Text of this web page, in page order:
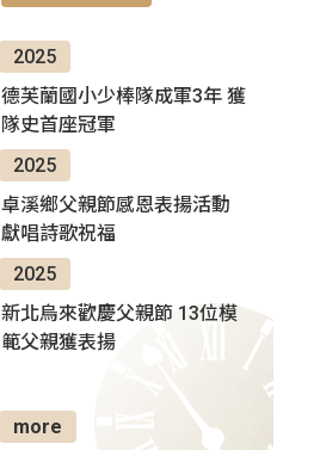
2025
德芙蘭國小少棒隊成軍3年 獲
隊史首座冠軍
2025
卓溪鄉父親節感恩表揚活動
獻唱詩歌祝福
2025
新北烏來歡慶父親節 13位模
範父親獲表揚
more